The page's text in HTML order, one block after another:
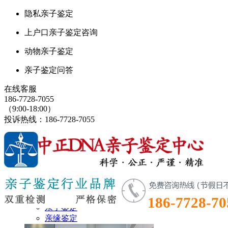
隐私亲子鉴定
上户口亲子鉴定咨询
动物亲子鉴定
亲子鉴定问答
在线客服
186-7728-7055
（9:00-18:00）
投诉热线：186-7728-7055
186-7728-
鉴定首页
鉴定项目
亲子鉴定
亲缘鉴定